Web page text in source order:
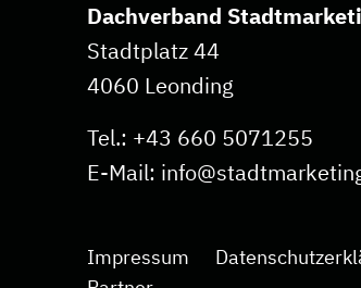
Dachverband
Stadtplatz 44
4060 Leonding
Tel.: +43 660 5071255
E-Mail:
Impressum